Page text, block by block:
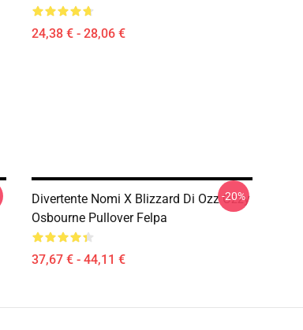
24,38 € - 28,06 €
Divertente Nomi X Blizzard Di Ozz Ozzy
Osbourne Pullover Felpa
37,67 € - 44,11 €
-20%